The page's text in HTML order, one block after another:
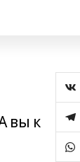
вы к